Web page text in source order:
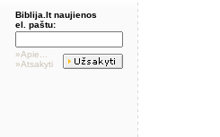
Biblija.lt naujienos
el. paštu:
»Apie...
»Atsakyti